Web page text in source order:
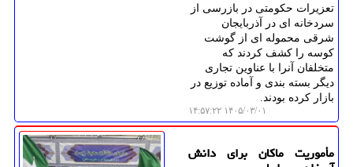
تعزیرات حکومتی در بازرسی از
سردخانه ای در آذربایجان
شرقی محموله ای از گوشت
کوسه را کشف کردند که
متخلفان آنرا با عناوین تجاری
دیگر بسته بندی و آماده توزیع در
بازار کرده بودند.
۱۴۰۵/۰۳/۰۱ ۱۴:۵۷:۲۲
مأموریت ماکان برای دانش